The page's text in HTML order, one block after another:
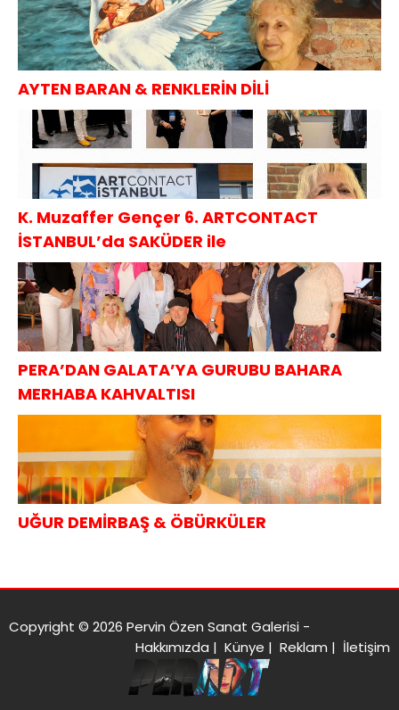
AYTEN BARAN & RENKLERİN DİLİ
K. Muzaffer Gençer 6. ARTCONTACT
İSTANBUL’da SAKÜDER ile
PERA’DAN GALATA’YA GURUBU BAHARA
MERHABA KAHVALTISI
UĞUR DEMİRBAŞ & ÖBÜRKÜLER
Copyright © 2026 Pervin Özen Sanat Galerisi -
Hakkımızda | Künye | Reklam | İletişim